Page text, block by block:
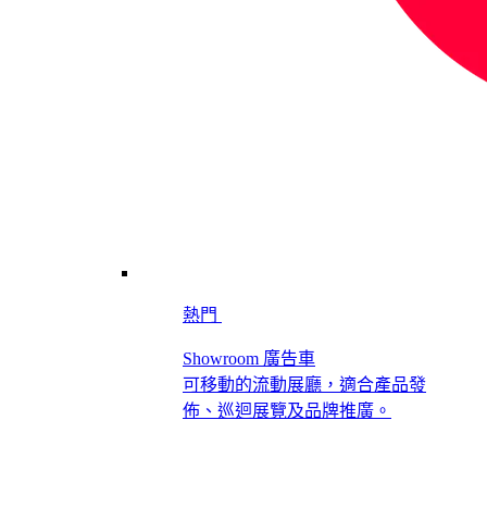
熱門
Showroom 廣告車
可移動的流動展廳，適合產品發
佈、巡迴展覽及品牌推廣。